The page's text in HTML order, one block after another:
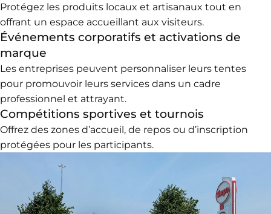
Protégez les produits locaux et artisanaux tout en
offrant un espace accueillant aux visiteurs.
Événements corporatifs et activations de
marque
Les entreprises peuvent personnaliser leurs tentes
pour promouvoir leurs services dans un cadre
professionnel et attrayant.
Compétitions sportives et tournois
Offrez des zones d’accueil, de repos ou d’inscription
protégées pour les participants.